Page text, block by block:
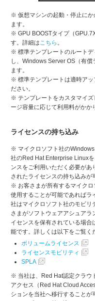
※ 仮想マシンの起動・停止にか
ます。
※ GPU BOOSTタイプ（
す。詳細はこちら 。
※ 標準テンプレートのルート
し、Windows Server OS（有
ます。
※ 標準テンプレートは適時アッ
ださい。
※ テンプレートをカスタマイ
ージ容量に応じて利用料がかか
ライセンスの持ち込み
※ マイクロソフト社の
社のRed Hat Enterprise Linux
ンスをご利用いただく必要があ
されたライセンスの持ち込みが
※ お客さまが所有するマイク
使用することが可能であればラ
社はマイクロソフト社のモビ
さまがソフトウェアアシュアラ
イセンスを保有されている場
能です。詳しくは以下をご覧く
ボリュームライセンス
ライセンスモビリティ
SPLA
※ 当社は、Red Hat認定クラウ
アクセス（Red Hat Cloud
ションを当社へ移行すること